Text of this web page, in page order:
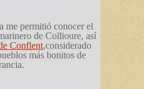
me permitió conocer el
de Collioure, así
Conflent,considerado
más bonitos de